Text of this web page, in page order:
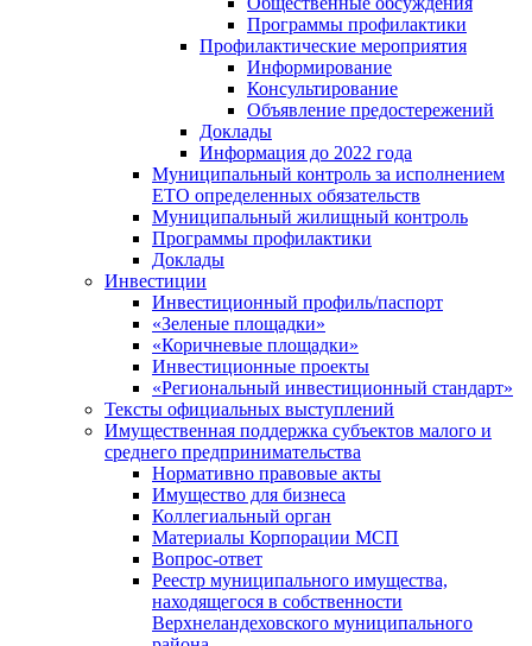
Программы профилактики
Профилактические мероприятия
Информирование
Консультирование
Объявление предостережений
Доклады
Информация до 2022 года
Муниципальный контроль за исполнением
ЕТО определенных обязательств
Муниципальный жилищный контроль
Программы профилактики
Доклады
Инвестиции
Инвестиционный профиль/паспорт
«Зеленые площадки»
«Коричневые площадки»
Инвестиционные проекты
«Региональный инвестиционный стандарт»
Тексты официальных выступлений
Имущественная поддержка субъектов малого и
среднего предпринимательства
Нормативно правовые акты
Имущество для бизнеса
Коллегиальный орган
Материалы Корпорации МСП
Вопрос-ответ
Реестр муниципального имущества,
находящегося в собственности
Верхнеландеховского муниципального